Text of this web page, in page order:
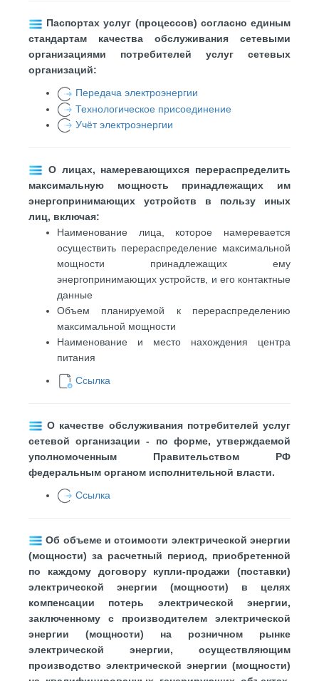
Паспортах услуг (процессов) согласно единым
стандартам качества обслуживания сетевыми
организациями потребителей услуг сетевых
организаций:
Передача электроэнергии
Технологическое присоединение
Учёт электроэнергии
О лицах, намеревающихся перераспределить
максимальную мощность принадлежащих им
энергопринимающих устройств в пользу иных
лиц, включая:
Наименование лица, которое намеревается
осуществить перераспределение максимальной
мощности принадлежащих ему
энергопринимающих устройств, и его контактные
данные
Объем планируемой к перераспределению
максимальной мощности
Наименование и место нахождения центра
питания
Ссылка
О качестве обслуживания потребителей услуг
сетевой организации - по форме, утверждаемой
уполномоченным Правительством РФ
федеральным органом исполнительной власти.
Ссылка
​Об объеме и стоимости электрической энергии
(мощности) за расчетный период, приобретенной
по каждому договору купли-продажи (поставки)
электрической энергии (мощности) в целях
компенсации потерь электрической энергии,
заключенному с производителем электрической
энергии (мощности) на розничном рынке
электрической энергии, осуществляющим
производство электрической энергии (мощности)